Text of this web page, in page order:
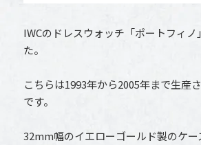
IWCのドレスウォッチ「ポートフィ
た。
こちらは1993年から2005年まで生産さ
です。
32mm幅のイエローゴールド製のケ